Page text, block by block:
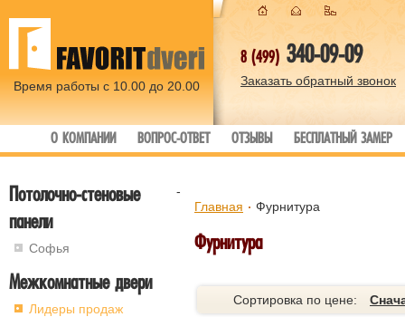
Время работы с 10.00 до 20.00
8 (499) 340-09-09
Заказать обратный звонок
О КОМПАНИИ ВОПРОС-ОТВЕТ ОТЗЫВЫ БЕСПЛАТНЫЙ ЗАМЕР
-
Потолочно-стеновые
панели
Софья
Межкомнатные двери
Лидеры продаж
Главная Фурнитура
Фурнитура
Сортировка по цене: